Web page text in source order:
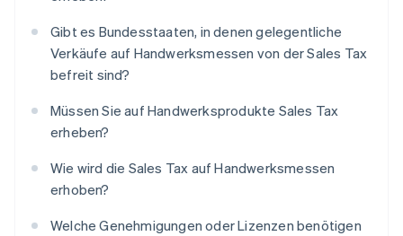
Gibt es Bundesstaaten, in denen gelegentliche
Verkäufe auf Handwerksmessen von der Sales Tax
befreit sind?
Müssen Sie auf Handwerksprodukte Sales Tax
erheben?
Wie wird die Sales Tax auf Handwerksmessen
erhoben?
Welche Genehmigungen oder Lizenzen benötigen